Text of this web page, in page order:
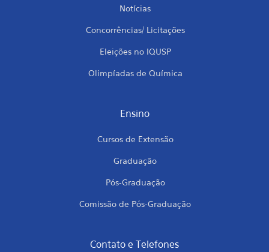
Notícias
Concorrências/ Licitações
Eleições no IQUSP
Olimpíadas de Química
Ensino
Cursos de Extensão
Graduação
Pós-Graduação
Comissão de Pós-Graduação
Contato e Telefones